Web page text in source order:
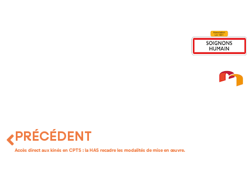
PRÉCÉDENT
Accès direct aux kinés en CPTS : la HAS recadre les modalités de mise en œuvre.